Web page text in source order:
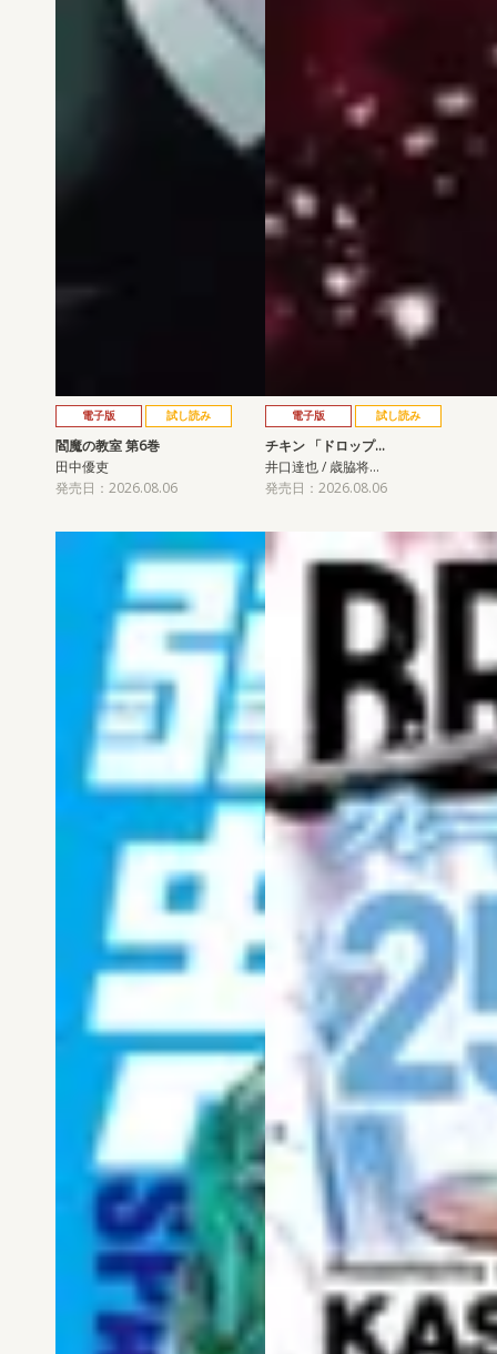
電子版 試し読み
閻魔の教室 第6巻
田中優吏
発売日：2026.08.06
電子版 試し読み
チキン 「ドロップ…
井口達也 / 歳脇将…
発売日：2026.08.06